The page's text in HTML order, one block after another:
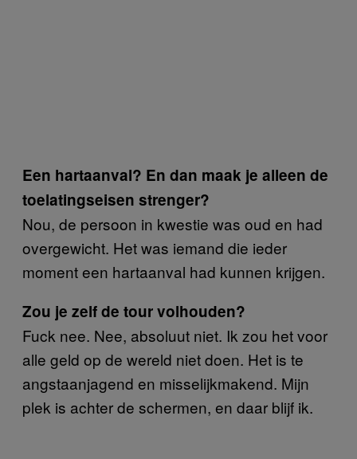
Een hartaanval? En dan maak je alleen de
toelatingseisen strenger?
Nou, de persoon in kwestie was oud en had
overgewicht. Het was iemand die ieder
moment een hartaanval had kunnen krijgen.
Zou je zelf de tour volhouden?
Fuck nee. Nee, absoluut niet. Ik zou het voor
alle geld op de wereld niet doen. Het is te
angstaanjagend en misselijkmakend. Mijn
plek is achter de schermen, en daar blijf ik.